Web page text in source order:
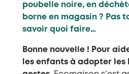
poubelle noire, en
borne en magasin ? Pas
savoir quoi faire…
Bonne nouvelle ! Pour
les enfants à adopter les